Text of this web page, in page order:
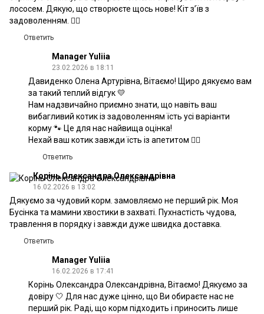
лососем. Дякую, що створюєте щось нове! Кіт зʼїв з
задоволенням. 👍🏻
Ответить
Manager Yuliia
23.02.2026 в 18:11
Давиденко Олена Артурівна, Вітаємо! Щиро дякуємо вам
за такий теплий відгук 💛
Нам надзвичайно приємно знати, що навіть ваш
вибагливий котик із задоволенням їсть усі варіанти
корму 🐾 Це для нас найвища оцінка!
Нехай ваш котик завжди їсть із апетитом 👍🏻
Ответить
Корінь Олександра Олександрівна
16.02.2026 в 13:02
Дякуємо за чудовий корм. замовляємо не перший рік. Моя
Бусінка та мамини хвостики в захваті. Пухнастість чудова,
травлення в порядку і завжди дуже швидка доставка.
Ответить
Manager Yuliia
16.02.2026 в 17:41
Корінь Олександра Олександрівна, Вітаємо! Дякуємо за
довіру 🤍 Для нас дуже цінно, що Ви обираєте нас не
перший рік. Раді, що корм підходить і приносить лише